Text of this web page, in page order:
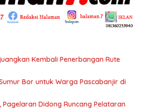
Kembali Penerbangan Rute
Bor untuk Warga Pascabanjir di
Pagelaran Didong Runcang Pelataran